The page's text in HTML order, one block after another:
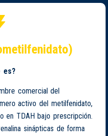
es?
comercial del
activo del metilfenidato,
en TDAH bajo prescripción.
sinápticas de forma